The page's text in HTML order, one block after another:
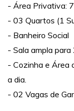
- Área Privativa:
- 03 Quartos (1
- Banheiro Social
- Sala ampla
- Cozinha e Área
a dia.
- 02 Vagas de